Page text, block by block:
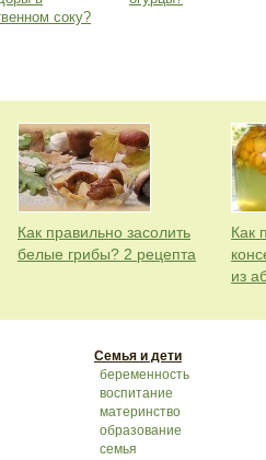
соку?
Как правильно засолить
белые грибы? 2 рецепта
Как
из
Семья и дети
беременность
воспитание
материнство
образование
семья